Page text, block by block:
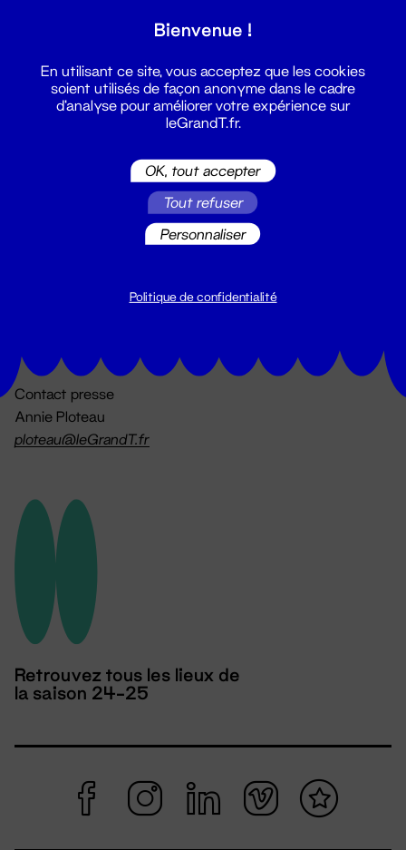
billetterie@leGrandT.fr
Du lundi au vendredi 14h → 18h
Contact presse
Annie Ploteau
ploteau@leGrandT.fr
Retrouvez tous les lieux de
la saison 24-25
Bienvenue !
En utilisant ce site, vous acceptez que les cookies
soient utilisés de façon anonyme dans le cadre
d'analyse pour améliorer votre expérience sur
leGrandT.fr.
OK, tout accepter
Tout refuser
Personnaliser
Politique de confidentialité